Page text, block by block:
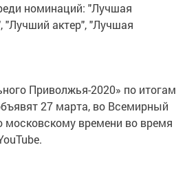
номинаций: "Лучшая
"Лучший актер", "Лучшая
Приволжья-2020» по итогам
27 марта, во Всемирный
московскому времени во время